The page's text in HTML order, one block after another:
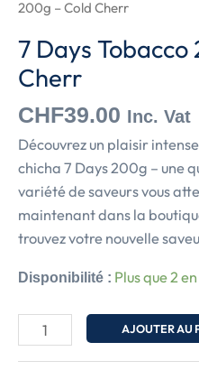
200g – Cold Cherr
7 Days
Cherr
CHF39.00 Inc. Vat
Découvrez un plaisir
chicha 7 Days 200g – une
variété de saveurs vous
maintenant dans la
trouvez votre nouvelle
Disponibilité : Plus que 2
200g
-
Cherr
AJOUTER AU